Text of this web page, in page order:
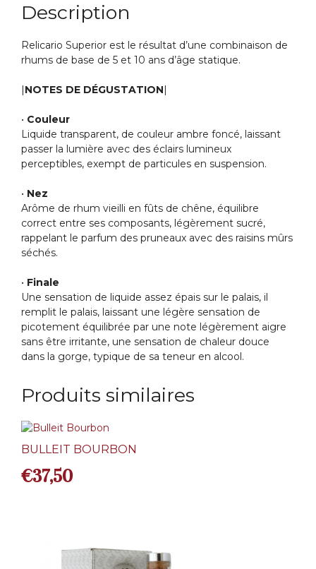
Description
Relicario Superior est le résultat d’une combinaison de
rhums de base de 5 et 10 ans d’âge statique.
|NOTES DE DÉGUSTATION|
• Couleur
Liquide transparent, de couleur ambre foncé, laissant
passer la lumière avec des éclairs lumineux
perceptibles, exempt de particules en suspension.
• Nez
Arôme de rhum vieilli en fûts de chêne, équilibre
correct entre ses composants, légèrement sucré,
rappelant le parfum des pruneaux avec des raisins mûrs
séchés.
• Finale
Une sensation de liquide assez épais sur le palais, il
remplit le palais, laissant une légère sensation de
picotement équilibrée par une note légèrement aigre
sans être irritante, une sensation de chaleur douce
dans la gorge, typique de sa teneur en alcool.
Produits similaires
BULLEIT BOURBON
€37,50